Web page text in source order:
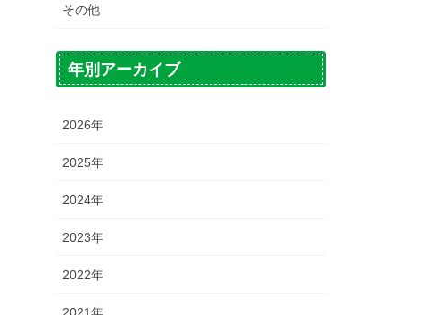
その他
年別アーカイブ
2026年
2025年
2024年
2023年
2022年